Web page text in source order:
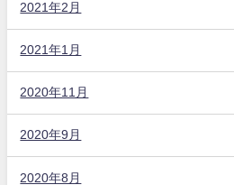
2021年2月
2021年1月
2020年11月
2020年9月
2020年8月